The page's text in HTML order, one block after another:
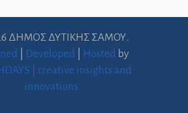
ΔΗΜΟΣ ΔΥΤΙΚΗΣ ΣΑΜΟΥ.
Developed Hosted by
| creative insights and
innovations